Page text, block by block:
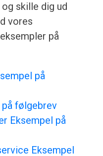
skille dig ud
vores
på
på
følgebrev
Eksempel på
Eksempel